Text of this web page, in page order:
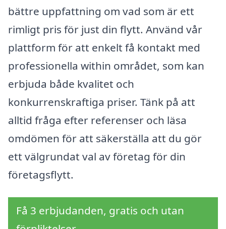
bättre uppfattning om vad som är ett
rimligt pris för just din flytt. Använd vår
plattform för att enkelt få kontakt med
professionella within området, som kan
erbjuda både kvalitet och
konkurrenskraftiga priser. Tänk på att
alltid fråga efter referenser och läsa
omdömen för att säkerställa att du gör
ett välgrundat val av företag för din
företagsflytt.
Få 3 erbjudanden, gratis och utan